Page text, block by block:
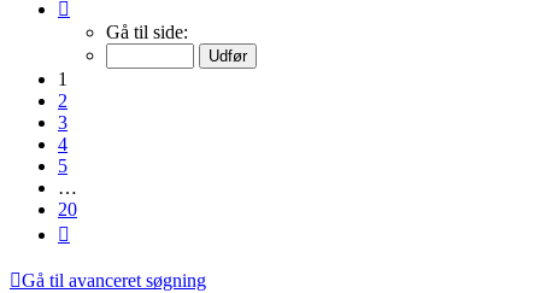
Gå til side:
1
2
3
4
5
…
20
Gå til avanceret søgning